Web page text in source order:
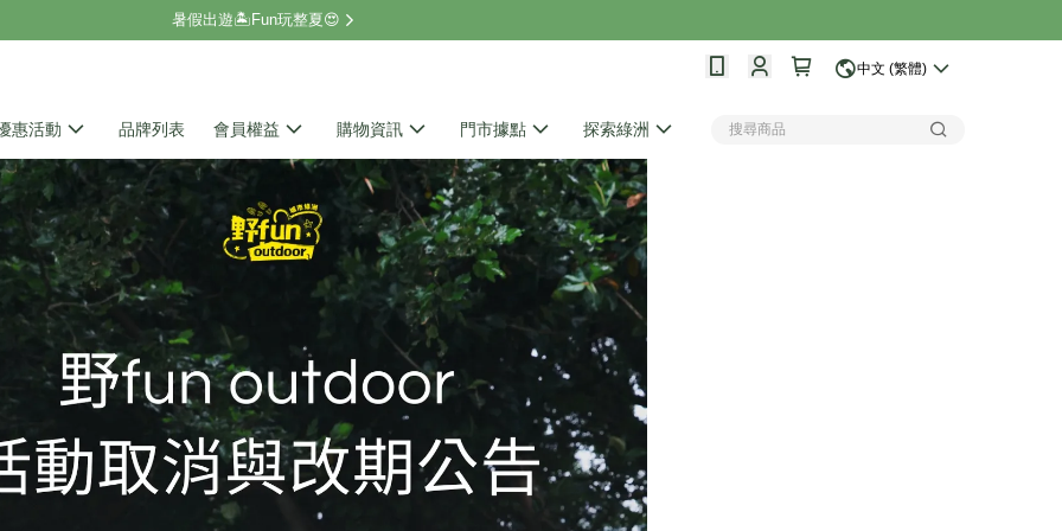
暑假出遊🏝️Fun玩整夏😍
中文 (繁體)
惠活動 品牌列表 會員權益 購物資訊 門市據點 探索綠洲